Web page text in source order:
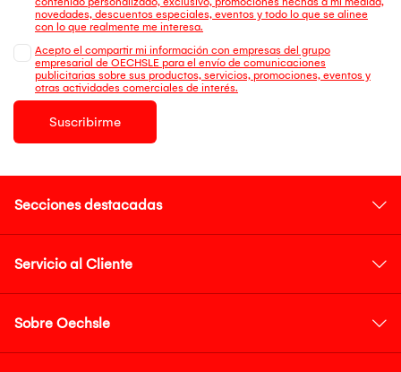
novedades, descuentos especiales, eventos y todo lo que se alinee
con lo que realmente me interesa.
Acepto el compartir mi información con empresas del grupo
empresarial de OECHSLE para el envío de comunicaciones
publicitarias sobre sus productos, servicios, promociones, eventos y
otras actividades comerciales de interés.
Suscribirme
Secciones destacadas
Servicio al Cliente
Sobre Oechsle